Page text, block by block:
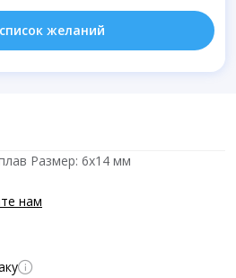
желаний
Размер: 6х14 мм
нам